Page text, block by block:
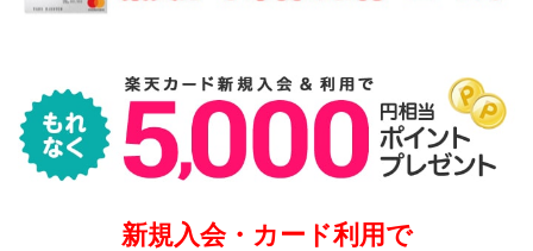
新規入会・カード利用で